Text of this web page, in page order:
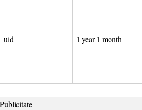
uid 1 year 1 month
Publicitate